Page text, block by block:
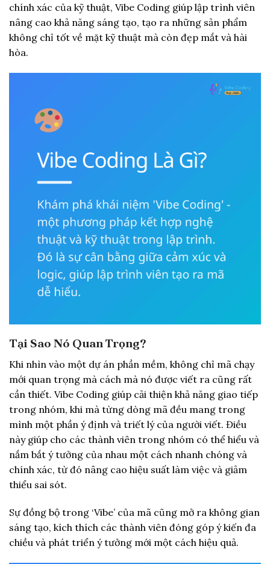
chính xác của kỹ thuật, Vibe Coding giúp lập trình viên
nâng cao khả năng sáng tạo, tạo ra những sản phẩm
không chỉ tốt về mặt kỹ thuật mà còn đẹp mắt và hài
hòa.
Tại Sao Nó Quan Trọng?
Khi nhìn vào một dự án phần mềm, không chỉ mã chạy
mới quan trọng mà cách mà nó được viết ra cũng rất
cần thiết. Vibe Coding giúp cải thiện khả năng giao tiếp
trong nhóm, khi mà từng dòng mã đều mang trong
mình một phần ý định và triết lý của người viết. Điều
này giúp cho các thành viên trong nhóm có thể hiểu và
nắm bắt ý tưởng của nhau một cách nhanh chóng và
chính xác, từ đó nâng cao hiệu suất làm việc và giảm
thiểu sai sót.
Sự đồng bộ trong ‘Vibe’ của mã cũng mở ra không gian
sáng tạo, kích thích các thành viên đóng góp ý kiến đa
chiều và phát triển ý tưởng mới một cách hiệu quả.